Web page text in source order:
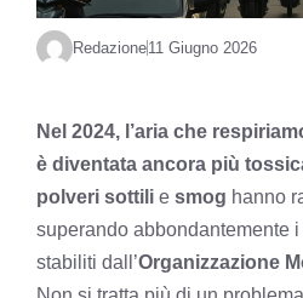
Redazione11 Giugno 2026
Nel 2024, l’aria che
è diventata ancora più
polveri sottili e smog hanno
superando abbondantemente
stabiliti dall’Organizzazione